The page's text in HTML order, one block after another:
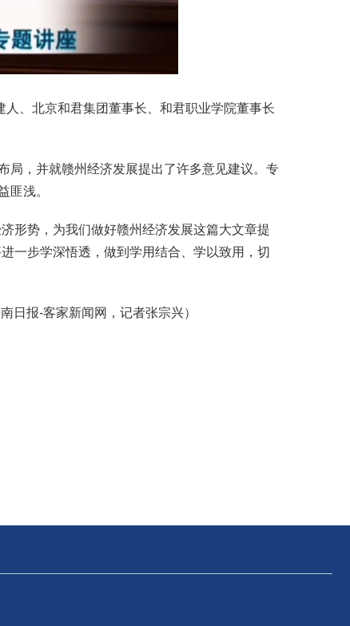
、北京和君集团董事长、和君职业学院董事长
局，并就赣州经济发展提出了许多意见建议。专
匪浅。
形势，为我们做好赣州经济发展这篇大文章提
一步学深悟透，做到学用结合、学以致用，切
日报-客家新闻网， 记者张宗兴）